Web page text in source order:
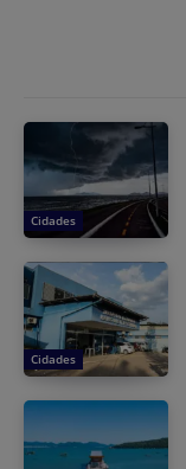
Cidades
Cidades